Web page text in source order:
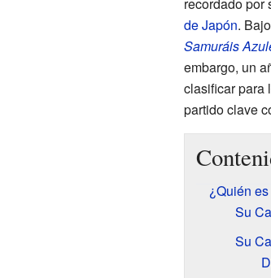
de Japón.
Samuráis
embargo, un
clasificar para
partido clave
¿Quién
Su
Su